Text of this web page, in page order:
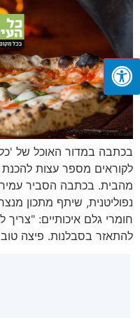
בכתבה במדור האוכל של 'כל
לקוראים מספר עצות
מהבית. בכתבה הסביר
נפוליטנית, שיתף מתכון
חומרי גלם איכותיים:
להתאזר בסבלנות. פיצה